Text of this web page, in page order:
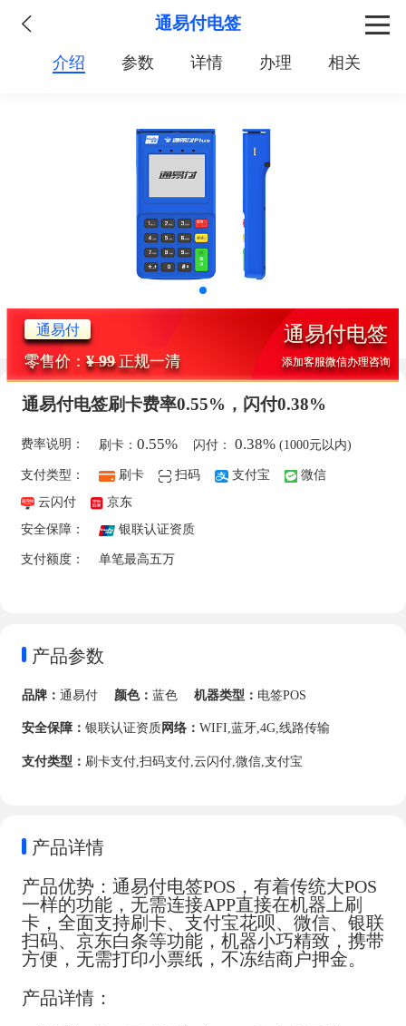
通易付电签
介绍 参数 详情 办理 相关
通易付
零售价：¥ 99正规一清
通易付电签
添加客服微信办理咨询
通易付电签刷卡费率0.55%，闪付0.38%
费率说明： 刷卡：0.55% 闪付： 0.38%(1000元以内)
支付类型： 刷卡 扫码 支付宝
微信
云闪付
京东
安全保障：
银联认证资质
支付额度： 单笔最高五万
产品参数
品牌： 通易付 颜色： 蓝色 机器类型： 电签POS
安全保障： 银联认证资质网络： WIFI,蓝牙,4G,线路传输
支付类型： 刷卡支付,扫码支付,云闪付,微信,支付宝
产品详情
产品优势：通易付电签POS，有着传统大POS
一样的功能，无需连接APP直接在机器上刷
卡，全面支持刷卡、支付宝花呗、微信、银联
扫码、京东白条等功能，机器小巧精致，携带
方便，无需打印小票纸，不冻结商户押金。
产品详情：